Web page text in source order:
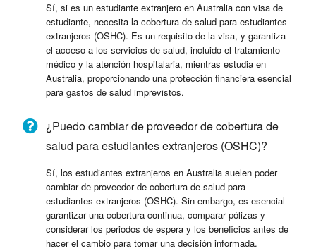
Sí, si es un estudiante extranjero en Australia con visa de
estudiante, necesita la cobertura de salud para estudiantes
extranjeros (OSHC). Es un requisito de la visa, y garantiza
el acceso a los servicios de salud, incluido el tratamiento
médico y la atención hospitalaria, mientras estudia en
Australia, proporcionando una protección financiera esencial
para gastos de salud imprevistos.
¿Puedo cambiar de proveedor de cobertura de
salud para estudiantes extranjeros (OSHC)?
Sí, los estudiantes extranjeros en Australia suelen poder
cambiar de proveedor de cobertura de salud para
estudiantes extranjeros (OSHC). Sin embargo, es esencial
garantizar una cobertura continua, comparar pólizas y
considerar los periodos de espera y los beneficios antes de
hacer el cambio para tomar una decisión informada.